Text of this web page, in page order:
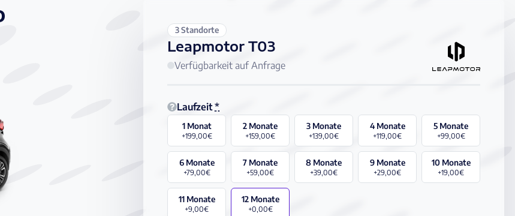
3 Standorte
Leapmotor T03
Verfügbarkeit auf Anfrage
Laufzeit *
1 Monat
+199,00€
2 Monate
+159,00€
3 Monate
+139,00€
4 Monate
+119,00€
5 Monate
+99,00€
6 Monate
+79,00€
7 Monate
+59,00€
8 Monate
+39,00€
9 Monate
+29,00€
10 Monate
+19,00€
11 Monate
+9,00€
12 Monate
+0,00€